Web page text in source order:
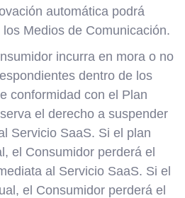
automática podrá
Medios de Comunicación.
incurra en mora o no
dentro de los
conformidad con el Plan
el derecho a suspender
Servicio SaaS. Si el plan
el Consumidor perderá el
al Servicio SaaS. Si el
el Consumidor perderá el